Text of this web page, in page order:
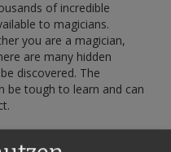
of incredible
to magicians.
you are a magician,
are many hidden
discovered. The
be tough to learn and can